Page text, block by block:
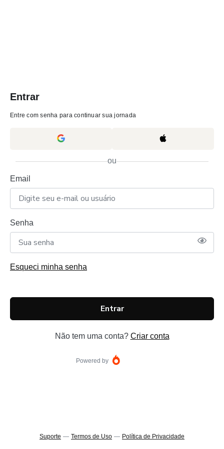
Entrar
Entre com senha para continuar sua jornada
ou
Email
Senha
Esqueci minha senha
Entrar
Não tem uma conta? Criar conta
Powered by
Suporte — Termos de Uso — Política de Privacidade